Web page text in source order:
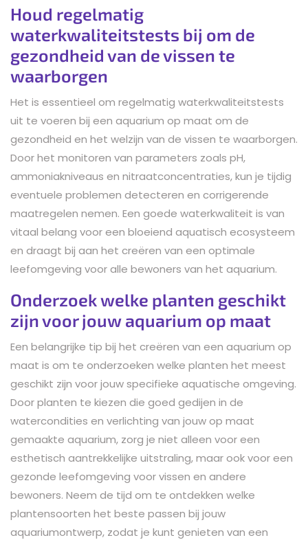
Houd regelmatig
waterkwaliteitstests bij om de
gezondheid van de vissen te
waarborgen
Het is essentieel om regelmatig waterkwaliteitstests
uit te voeren bij een aquarium op maat om de
gezondheid en het welzijn van de vissen te waarborgen.
Door het monitoren van parameters zoals pH,
ammoniakniveaus en nitraatconcentraties, kun je tijdig
eventuele problemen detecteren en corrigerende
maatregelen nemen. Een goede waterkwaliteit is van
vitaal belang voor een bloeiend aquatisch ecosysteem
en draagt bij aan het creëren van een optimale
leefomgeving voor alle bewoners van het aquarium.
Onderzoek welke planten geschikt
zijn voor jouw aquarium op maat
Een belangrijke tip bij het creëren van een aquarium op
maat is om te onderzoeken welke planten het meest
geschikt zijn voor jouw specifieke aquatische omgeving.
Door planten te kiezen die goed gedijen in de
watercondities en verlichting van jouw op maat
gemaakte aquarium, zorg je niet alleen voor een
esthetisch aantrekkelijke uitstraling, maar ook voor een
gezonde leefomgeving voor vissen en andere
bewoners. Neem de tijd om te ontdekken welke
plantensoorten het beste passen bij jouw
aquariumontwerp, zodat je kunt genieten van een